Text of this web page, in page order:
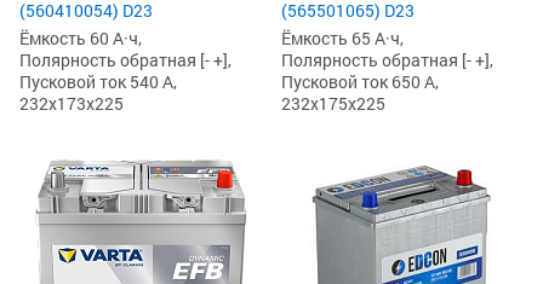
(560410054) D23
Ёмкость 60 А·ч,
Полярность обратная [- +],
Пусковой ток 540 А,
232x173x225
(565501065) D23
Ёмкость 65 А·ч,
Полярность обратная [- +],
Пусковой ток 650 А,
232x175x225